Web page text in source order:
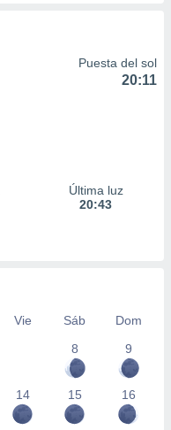
Puesta del sol
20:11
Última luz
20:43
Vie Sáb
Dom
8
9
14 15 16